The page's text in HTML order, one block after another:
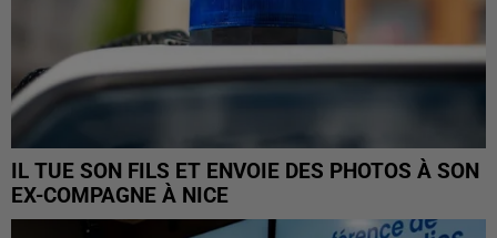
IL TUE SON FILS ET ENVOIE DES PHOTOS À SON
EX-COMPAGNE À NICE